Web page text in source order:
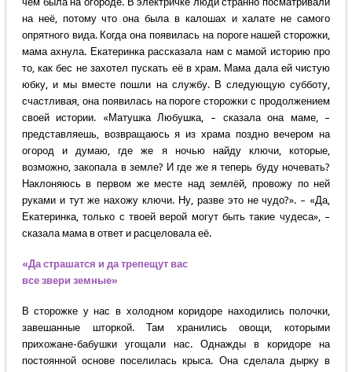
на неё, потому что она была в калошах и халате не самого
опрятного вида. Когда она появилась на пороге нашей сторожки,
мама ахнула. Екатеринка рассказала нам с мамой историю про
то, как бес не захотел пускать её в храм. Мама дала ей чистую
юбку, и мы вместе пошли на службу. В следующую субботу,
счастливая, она появилась на пороге сторожки с продолжением
своей истории. «Матушка Любушка, – сказала она маме, –
представляешь, возвращаюсь я из храма поздно вечером на
огород и думаю, где же я ночью найду ключи, которые,
возможно, закопала в земле? И где же я теперь буду ночевать?
Наклоняюсь в первом же месте над землёй, провожу по ней
руками и тут же нахожу ключи. Ну, разве это не чудо?». – «Да,
Екатеринка, только с твоей верой могут быть такие чудеса», –
сказала мама в ответ и расцеловала её.
«Да страшатся и да трепещут вас
все звери земные»
В сторожке у нас в холодном коридоре находились полочки,
завешанные шторкой. Там хранились овощи, которыми
прихожане-бабушки угощали нас. Однажды в коридоре на
постоянной основе поселилась крыса. Она сделала дырку в